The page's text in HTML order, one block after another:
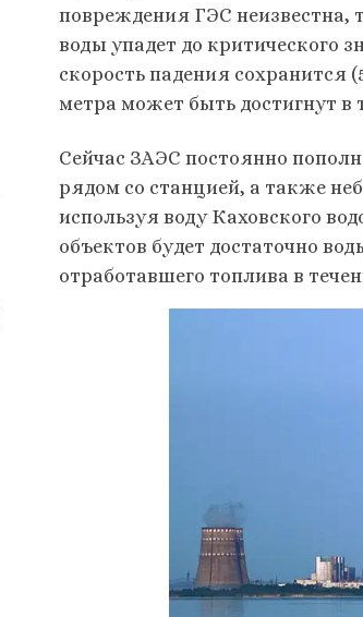
повреждения ГЭС неизвестна,
воды упадет до критического
скорость падения сохранится
метра может быть достигнут
Сейчас ЗАЭС постоянно
рядом со станцией, а также
используя воду Каховского
объектов будет достаточно
отработавшего топлива в